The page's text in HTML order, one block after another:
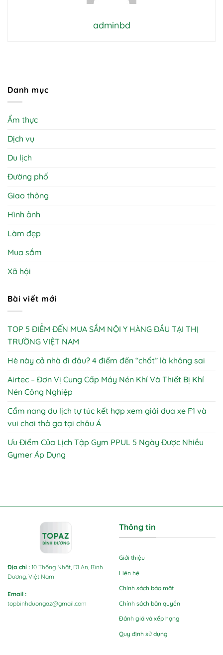
adminbd
Danh mục
Ẩm thực
Dịch vụ
Du lịch
Đường phố
Giao thông
Hình ảnh
Làm đẹp
Mua sắm
Xã hội
Bài viết mới
TOP 5 ĐIỂM ĐẾN MUA SẮM NỘI Y HÀNG ĐẦU TẠI THỊ
TRƯỜNG VIỆT NAM
Hè này cả nhà đi đâu? 4 điểm đến “chốt” là không sai
Airtec – Đơn Vị Cung Cấp Máy Nén Khí Và Thiết Bị Khí
Nén Công Nghiệp
Cẩm nang du lịch tự túc kết hợp xem giải đua xe F1 và
vui chơi thả ga tại châu Á
Ưu Điểm Của Lịch Tập Gym PPUL 5 Ngày Được Nhiều
Gymer Áp Dụng
Địa chỉ : 10 Thống Nhất, Dĩ An, Bình
Dương, Việt Nam
Email :
topbinhduongaz@gmail.com
Thông tin
Giới thiệu
Liên hệ
Chính sách bảo mật
Chính sách bản quyền
Đánh giá và xếp hạng
Quy định sử dụng